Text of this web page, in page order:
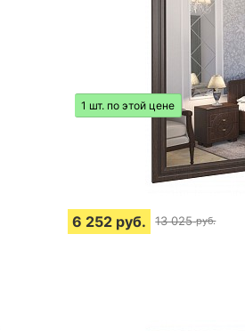
1 шт. по этой цене
6 252 руб. 13 025 руб.